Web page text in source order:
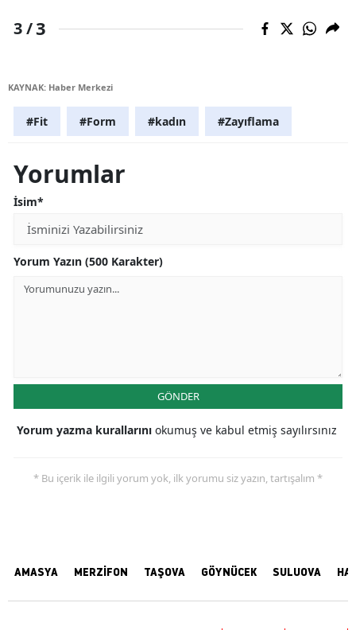
3 /3
KAYNAK: Haber Merkezi
#Fit #Form #kadın #Zayıflama
Yorumlar
İsim*
Yorum Yazın (500 Karakter)
GÖNDER
Yorum yazma kurallarını okumuş ve kabul etmiş sayılırsınız
* Bu içerik ile ilgili yorum yok, ilk yorumu siz yazın, tartışalım *
AMASYA MERZİFON TAŞOVA GÖYNÜCEK SULUOVA